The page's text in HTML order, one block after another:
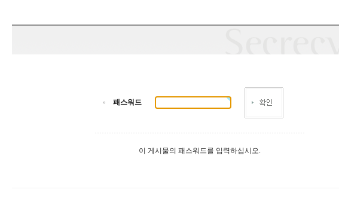
패스워드
이 게시물의 패스워드를 입력하십시오.